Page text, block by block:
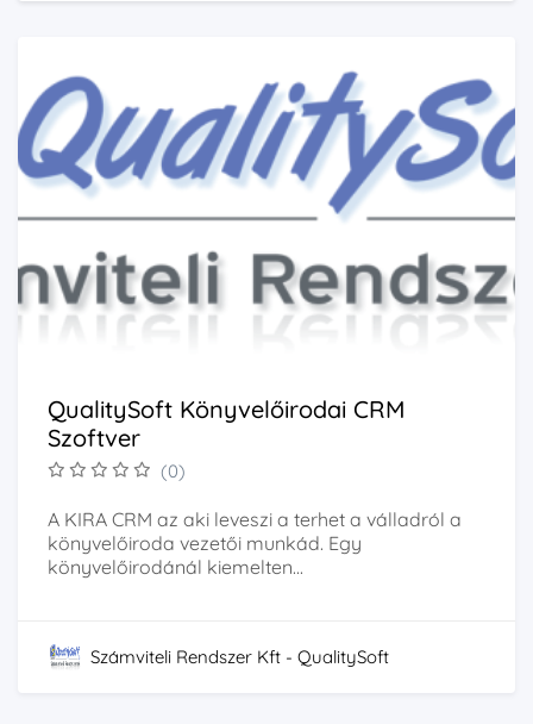
QualitySoft Könyvelőirodai CRM
Szoftver
(0)
A KIRA CRM az aki leveszi a terhet a válladról a
könyvelőiroda vezetői munkád. Egy
könyvelőirodánál kiemelten...
Számviteli Rendszer Kft - QualitySoft